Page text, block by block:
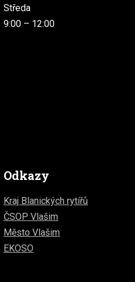
Středa
9:00 – 12:00
Odkazy
Kraj Blanických rytířů
ČSOP Vlašim
Město Vlašim
EKOSO